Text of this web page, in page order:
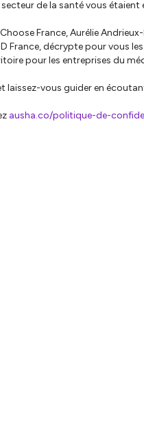
de la santé vous étaient
France, Aurélie
France, décrypte pour vous
pour les entreprises du
laissez-vous guider en
ausha.co/politique-de-